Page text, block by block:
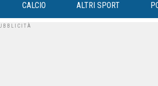
CALCIO ALTRI SPORT